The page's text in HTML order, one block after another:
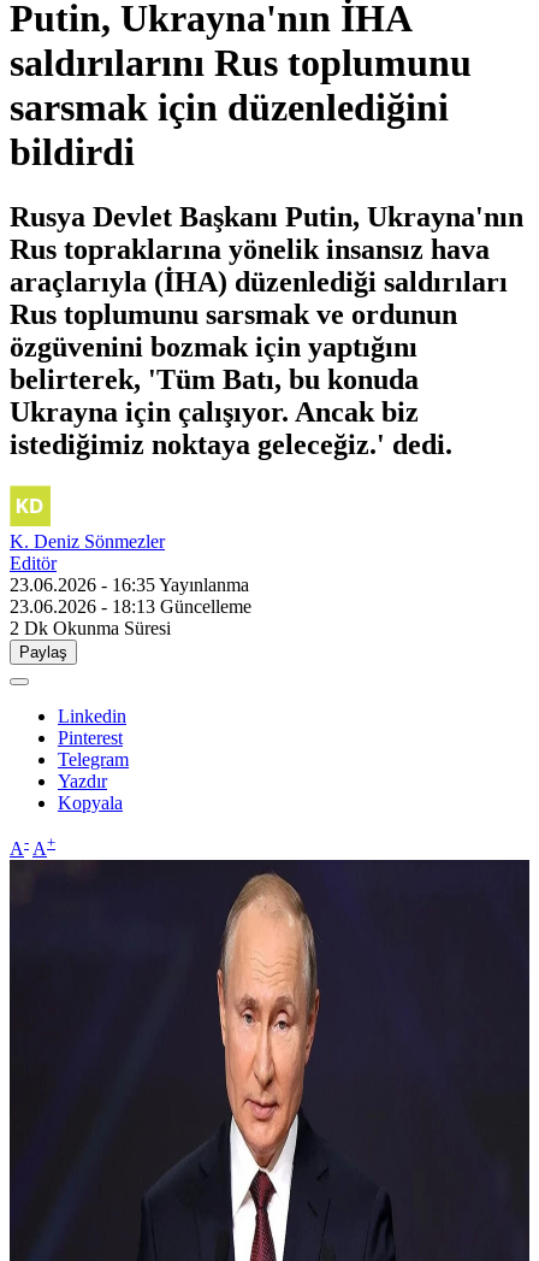
Putin, Ukrayna'nın İHA
saldırılarını Rus toplumunu
sarsmak için düzenlediğini
bildirdi
Rusya Devlet Başkanı Putin, Ukrayna'nın
Rus topraklarına yönelik insansız hava
araçlarıyla (İHA) düzenlediği saldırıları
Rus toplumunu sarsmak ve ordunun
özgüvenini bozmak için yaptığını
belirterek, 'Tüm Batı, bu konuda
Ukrayna için çalışıyor. Ancak biz
istediğimiz noktaya geleceğiz.' dedi.
K. Deniz Sönmezler
Editör
23.06.2026 - 16:35Yayınlanma
23.06.2026 - 18:13 Güncelleme
2 Dk Okunma Süresi
Paylaş
Linkedin
Pinterest
Telegram
Yazdır
Kopyala
A- A+